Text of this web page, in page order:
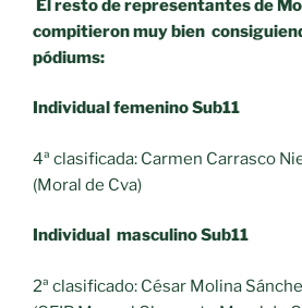
El resto de representantes de
compitieron muy bien
pódiums:
Individual femenino Sub11
4ª clasificada: Carmen Carrasco
(Moral de Cva)
Individual masculino Sub11
2ª clasificado: César Molina